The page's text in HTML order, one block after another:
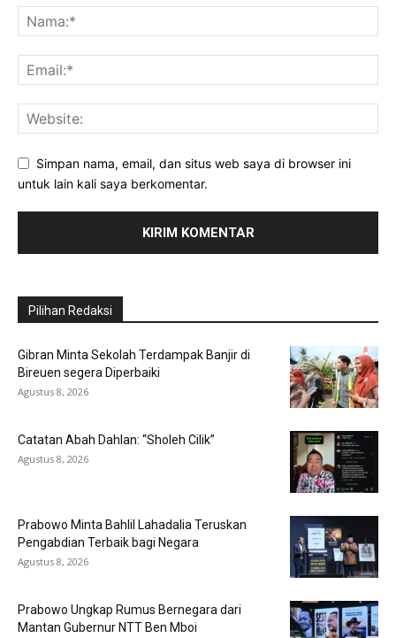
Simpan nama, email, dan situs web saya di browser ini
untuk lain kali saya berkomentar.
Pilihan Redaksi
Gibran Minta Sekolah Terdampak Banjir di
Bireuen segera Diperbaiki
Agustus 8, 2026
Catatan Abah Dahlan: “Sholeh Cilik”
Agustus 8, 2026
Prabowo Minta Bahlil Lahadalia Teruskan
Pengabdian Terbaik bagi Negara
Agustus 8, 2026
Prabowo Ungkap Rumus Bernegara dari
Mantan Gubernur NTT Ben Mboi